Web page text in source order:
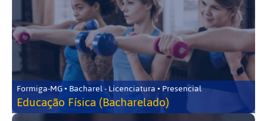
Formiga-MG • Bacharel - Licenciatura • Presencial
Educação Física (Bacharelado)